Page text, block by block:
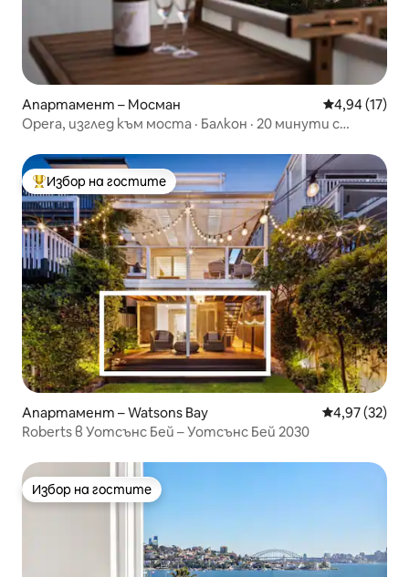
Апартамент – Мосман Средна
4,94 (17)
Opera, изглед към моста · Балкон · 20 минути с
Най-популярен избор на гостите
Избор на гостите
Апартамент – Watsons Bay Средна
4,97 (32)
Roberts в Уотсънс Бей – Уотсънс Бей 2030
Избор на гостите
Избор на гостите